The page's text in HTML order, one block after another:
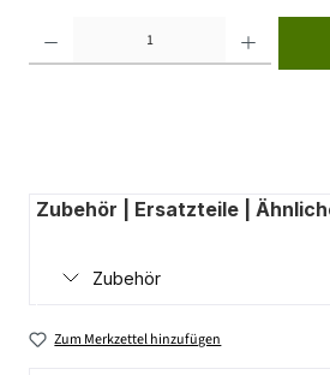
Zubehör | Ersatzteile |
Zubehör
Zum Merkzettel hinzufügen